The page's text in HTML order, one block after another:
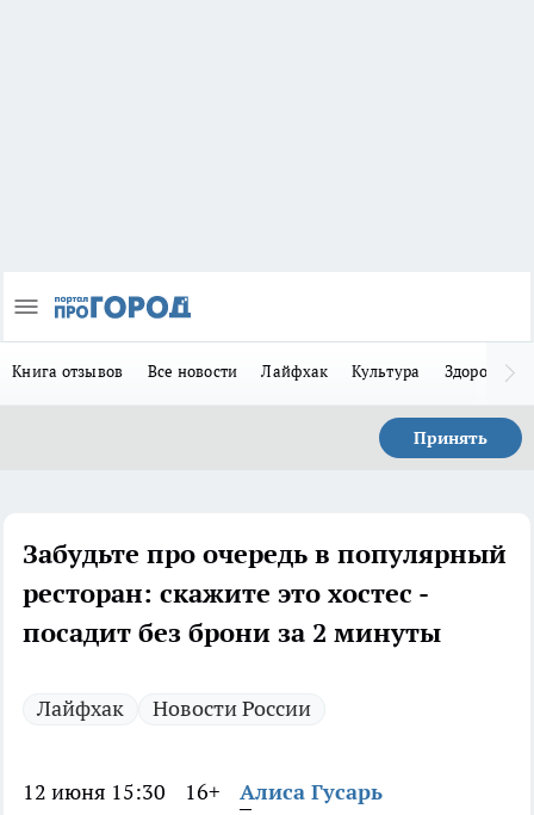
Книга отзывов Все новости Лайфхак Культура Здоровье
Принять
Забудьте про очередь в популярный
ресторан: скажите это хостес -
посадит без брони за 2 минуты
Лайфхак Новости России
12 июня 15:30 16+ Алиса Гусарь